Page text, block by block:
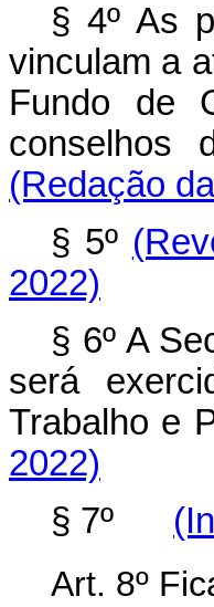
§ 4º As
vinculam a
Fundo de
(Redação
§ 5º
2022)
§ 6º A
será
Trabalho e
2022)
§ 7º
Art. 8º